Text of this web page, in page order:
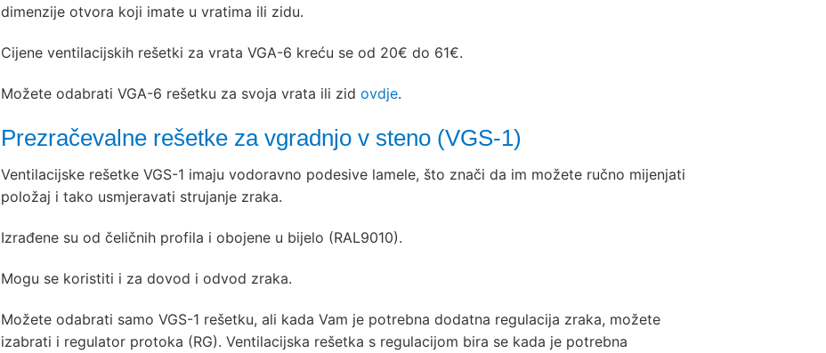
dimenzije otvora koji imate u vratima ili zidu.
Cijene ventilacijskih rešetki za vrata VGA-6 kreću se od 20€ do 61€.
Možete odabrati VGA-6 rešetku za svoja vrata ili zid ovdje.
Prezračevalne rešetke za vgradnjo v steno (VGS-1)
Ventilacijske rešetke VGS-1 imaju vodoravno podesive lamele, što znači da im možete ručno mijenjati
položaj i tako usmjeravati strujanje zraka.
Izrađene su od čeličnih profila i obojene u bijelo (RAL9010).
Mogu se koristiti i za dovod i odvod zraka.
Možete odabrati samo VGS-1 rešetku, ali kada Vam je potrebna dodatna regulacija zraka, možete
izabrati i regulator protoka (RG). Ventilacijska rešetka s regulacijom bira se kada je potrebna